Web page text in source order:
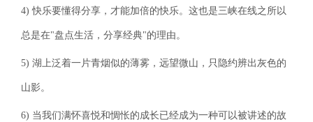
4) 快乐要懂得分享，才能加倍的快乐。这也是三峡在线之所以
总是在"盘点生活，分享经典"的理由。
5) 湖上泛着一片青烟似的薄雾，远望微山，只隐约辨出灰色的
山影。
6) 当我们满怀喜悦和惆怅的成长已经成为一种可以被讲述的故